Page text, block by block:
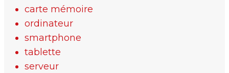
carte mémoire
ordinateur
smartphone
tablette
serveur